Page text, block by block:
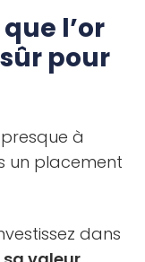
l’or
pour
à
un placement
dans